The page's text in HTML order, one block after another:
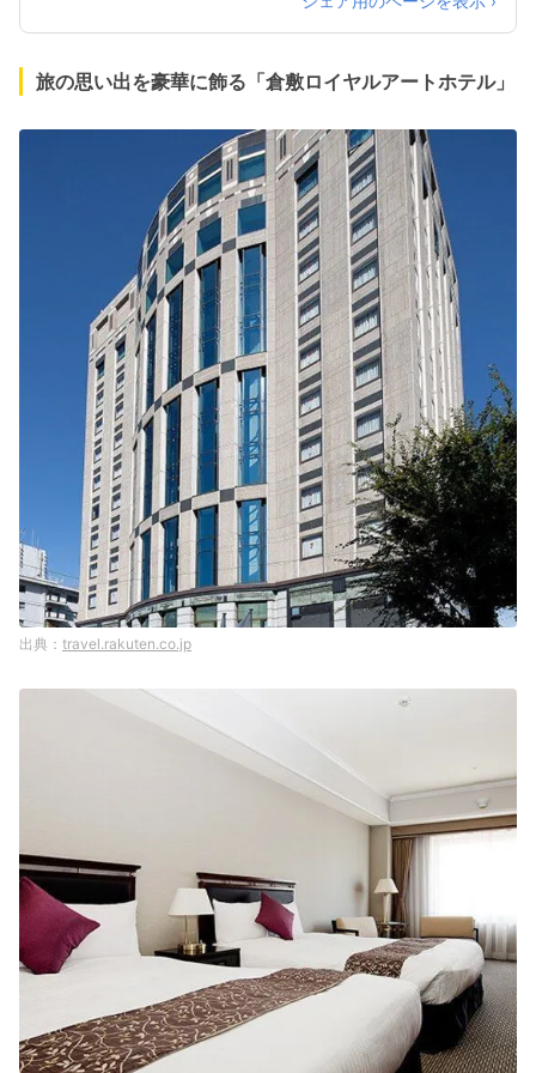
旅の思い出を豪華に飾る「倉敷ロイヤルアートホテル」
travel.rakuten.co.jp